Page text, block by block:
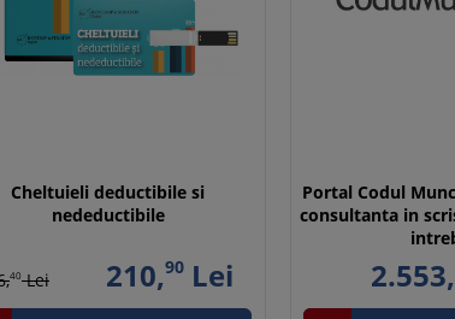
Cheltuieli deductibile si
nedeductibile
40Lei 210,90Lei
Portal Codul
consultanta in
2.553,